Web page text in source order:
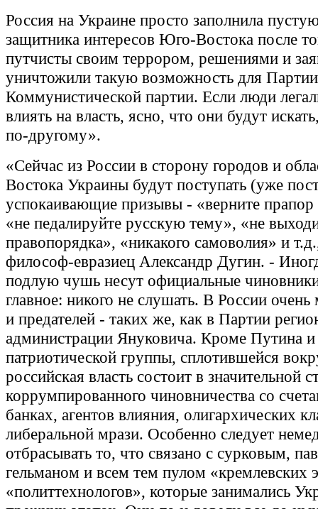
Россия на Украине просто заполнила
защитника интересов Юго-Востока после
путчисты своим террором, решениями и
уничтожили такую возможность для
Коммунистической партии. Если люди
влиять на власть, ясно, что они будут
по-другому».
«Сейчас из России в сторону городов и
Востока Украины будут поступать (уже
успокаивающие призывы - «верните прапор
«не педалируйте русскую тему», «не
правопорядка», «никакого самоволия» и
философ-евразиец Александр Дугин. -
подлую чушь несут официальные
главное: никого не слушать. В России очень
и предателей - таких же, как в Партии
администрации Януковича. Кроме Путина и
патриотической группы, сплотившейся
российская власть состоит в значительной
коррумпированного чиновничества со
банках, агентов влияния, олигархических
либеральной мрази. Особенно следует
отбрасывать то, что связано с сурковым,
гельманом и всем тем пулом «кремлевских
«политтехнологов», которые занимались